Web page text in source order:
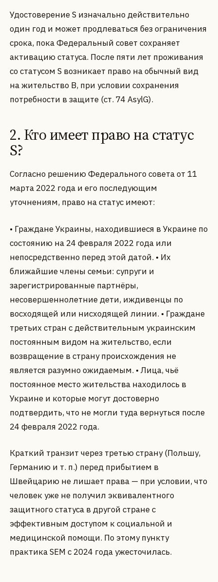
Удостоверение S изначально действительно
один год и может продлеваться без ограничения
срока, пока Федеральный совет сохраняет
активацию статуса. После пяти лет проживания
со статусом S возникает право на обычный вид
на жительство B, при условии сохранения
потребности в защите (ст. 74 AsylG).
2. Кто имеет право на статус
S?
Согласно решению Федерального совета от 11
марта 2022 года и его последующим
уточнениям, право на статус имеют:
• Граждане Украины, находившиеся в Украине по
состоянию на 24 февраля 2022 года или
непосредственно перед этой датой. • Их
ближайшие члены семьи: супруги и
зарегистрированные партнёры,
несовершеннолетние дети, иждивенцы по
восходящей или нисходящей линии. • Граждане
третьих стран с действительным украинским
постоянным видом на жительство, если
возвращение в страну происхождения не
является разумно ожидаемым. • Лица, чьё
постоянное место жительства находилось в
Украине и которые могут достоверно
подтвердить, что не могли туда вернуться после
24 февраля 2022 года.
Краткий транзит через третью страну (Польшу,
Германию и т. п.) перед прибытием в
Швейцарию не лишает права — при условии, что
человек уже не получил эквивалентного
защитного статуса в другой стране с
эффективным доступом к социальной и
медицинской помощи. По этому пункту
практика SEM с 2024 года ужесточилась.